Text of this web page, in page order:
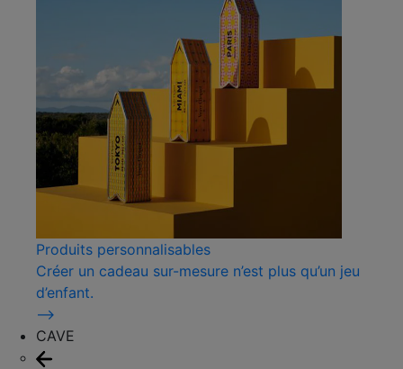
Produits personnalisables
Créer un cadeau sur-mesure n’est plus qu’un jeu
d’enfant.
⟶
CAVE